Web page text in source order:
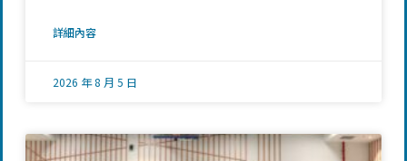
詳細內容
2026 年 8 月 5 日